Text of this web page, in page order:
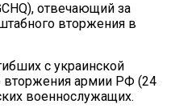
отвечающий за
вторжения в
с украинской
вторжения армии РФ (24
военнослужащих.